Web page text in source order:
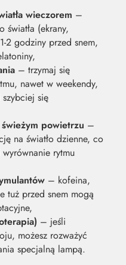
wieczorem –
światła (ekrany,
2 godziny przed snem,
– trzymaj się
nawet w weekendy,
się
powietrzu –
na światło dzienne, co
rytmu
– kofeina,
tuż przed snem mogą
– jeśli
możesz rozważyć
specjalną lampą.